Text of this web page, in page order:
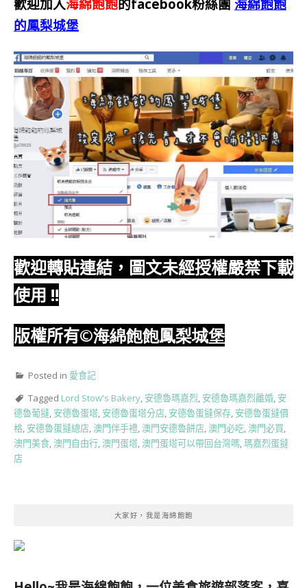
歡迎加入海綿飽飽的facebook粉絲團 海綿飽飽
的鳳梨城堡
歡迎轉貼連結，圖文未經授權嚴禁下載
使用 !!
版權所有©海綿飽飽鳳梨城堡
Posted in 愛食記
Tagged Lord Stow's Bakery, 安德魯瑪嘉烈, 安德魯瑪嘉烈離婚, 安
德魯葡撻, 安德魯蛋塔, 安德魯蛋塔分店, 安德魯蛋撻保存, 安德魯蛋撻價
格, 安德魯蛋撻總店, 澳門伴手禮, 澳門安德魯餅店, 澳門必吃, 澳門必買,
澳門美食, 澳門自由行, 澳門蛋塔, 澳門蛋塔可以帶回台灣嗎,瑪嘉烈蛋撻
店
大家好，我是海綿飽飽